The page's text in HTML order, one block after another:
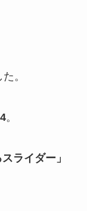
。
。
ライダー」